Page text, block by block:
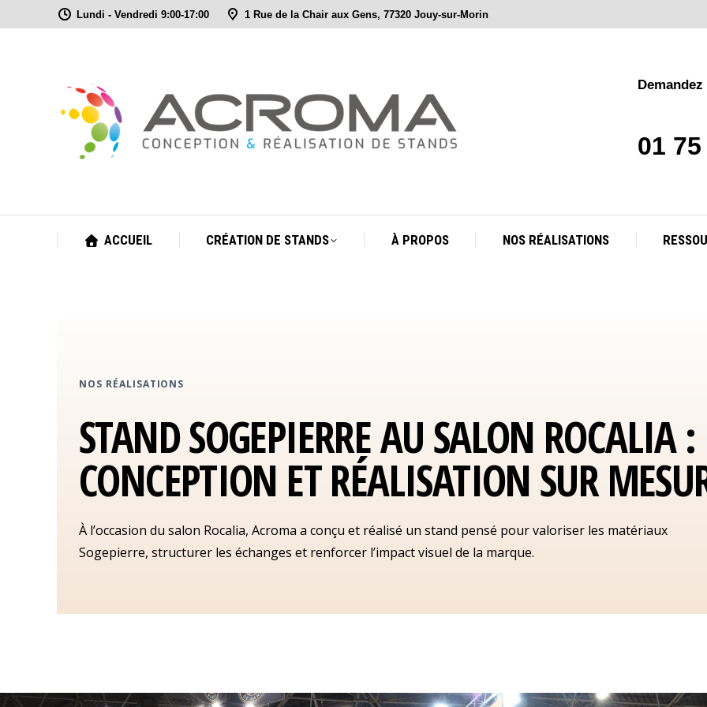
Lundi - Vendredi 9:00-17:00 1 Rue de la Chair aux Gens, 77320 Jouy-sur-Morin
01
ACCUEIL CRÉATION DE STANDS À PROPOS NOS RÉALISATIONS
NOS RÉALISATIONS
STAND SOGEPIERRE AU SALON ROCALIA :
CONCEPTION ET RÉALISATION SUR
À l’occasion du salon Rocalia, Acroma a conçu et réalisé un stand pensé pour valoriser les matériaux
Sogepierre, structurer les échanges et renforcer l’impact visuel de la marque.
ACCUEIL CRÉATION DE STANDS À PROPOS NOS RÉALISATIONS